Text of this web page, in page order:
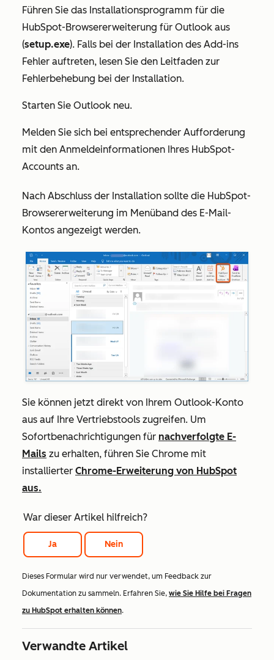
Führen Sie das Installationsprogramm für die
HubSpot-Browsererweiterung für Outlook aus
(setup.exe). Falls bei der Installation des Add-ins
Fehler auftreten, lesen Sie den Leitfaden zur
Fehlerbehebung bei der Installation.
Starten Sie Outlook neu.
Melden Sie sich bei entsprechender Aufforderung
mit den Anmeldeinformationen Ihres HubSpot-
Accounts an.
Nach Abschluss der Installation sollte die HubSpot-
Browsererweiterung im Menüband des E-Mail-
Kontos angezeigt werden.
Sie können jetzt direkt von Ihrem Outlook-Konto
aus auf Ihre Vertriebstools zugreifen. Um
Sofortbenachrichtigungen für nachverfolgte E-
Mails zu erhalten, führen Sie Chrome mit
installierter Chrome-Erweiterung von HubSpot
aus.
War dieser Artikel hilfreich?
Ja Nein
Dieses Formular wird nur verwendet, um Feedback zur
Dokumentation zu sammeln. Erfahren Sie, wie Sie Hilfe bei Fragen
zu HubSpot erhalten können.
Verwandte Artikel